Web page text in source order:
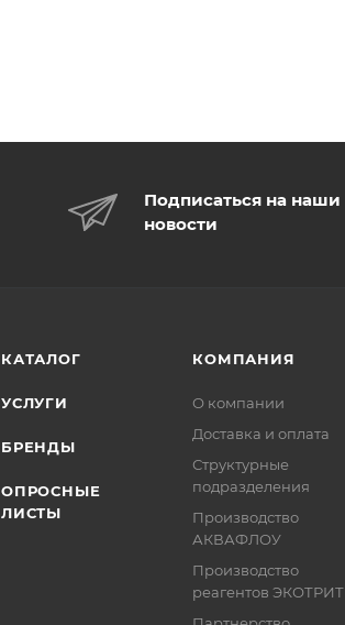
Подписаться на наши
новости
КАТАЛОГ
УСЛУГИ
БРЕНДЫ
ОПРОСНЫЕ
ЛИСТЫ
КОМПАНИЯ
О компании
Доставка и оплата
Структурные
подразделения
Производство
АКВАФЛОУ
Производство
реагентов ЭКОТРИТ